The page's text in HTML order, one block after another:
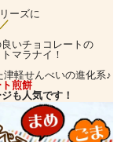
ーズに
いチョコレートの
マラナイ！
軽せんべいの進化系♪
煎餅
も人気です！